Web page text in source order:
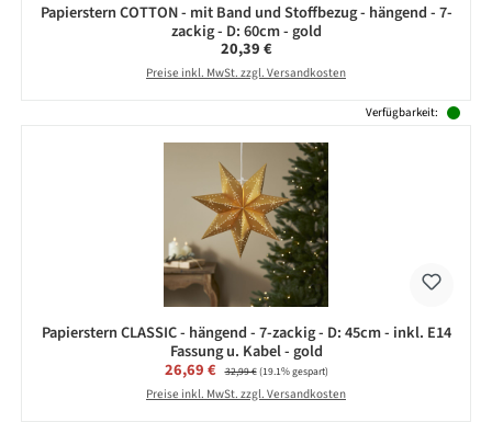
Papierstern COTTON - mit Band und Stoffbezug - hängend - 7-
zackig - D: 60cm - gold
Regulärer Preis:
20,39 €
Preise inkl. MwSt. zzgl. Versandkosten
Verfügbarkeit:
Papierstern CLASSIC - hängend - 7-zackig - D: 45cm - inkl. E14
Fassung u. Kabel - gold
Verkaufspreis:
26,69 € Regulärer Preis:
32,99 €(19.1% gespart)
Preise inkl. MwSt. zzgl. Versandkosten